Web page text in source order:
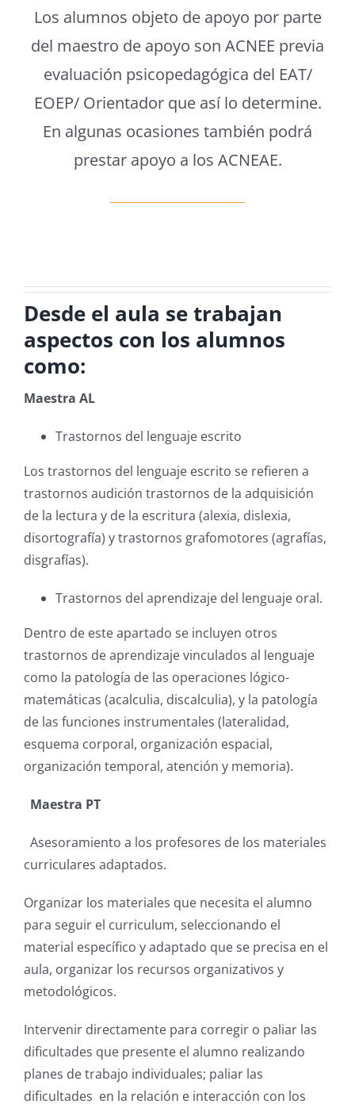
Los alumnos objeto de apoyo por parte
del maestro de apoyo son ACNEE previa
evaluación psicopedagógica del EAT/
EOEP/ Orientador que así lo determine.
En algunas ocasiones también podrá
prestar apoyo a los ACNEAE.
Desde el aula se trabajan
aspectos con los alumnos
como:
Maestra AL
Trastornos del lenguaje escrito
Los trastornos del lenguaje escrito se refieren a
trastornos audición trastornos de la adquisición
de la lectura y de la escritura (alexia, dislexia,
disortografía) y trastornos grafomotores (agrafías,
disgrafías).
Trastornos del aprendizaje del lenguaje oral.
Dentro de este apartado se incluyen otros
trastornos de aprendizaje vinculados al lenguaje
como la patología de las operaciones lógico-
matemáticas (acalculia, discalculia), y la patología
de las funciones instrumentales (lateralidad,
esquema corporal, organización espacial,
organización temporal, atención y memoria).
Maestra PT
Asesoramiento a los profesores de los materiales
curriculares adaptados.
Organizar los materiales que necesita el alumno
para seguir el curriculum, seleccionando el
material específico y adaptado que se precisa en el
aula, organizar los recursos organizativos y
metodológicos.
Intervenir directamente para corregir o paliar las
dificultades que presente el alumno realizando
planes de trabajo individuales; paliar las
dificultades en la relación e interacción con los